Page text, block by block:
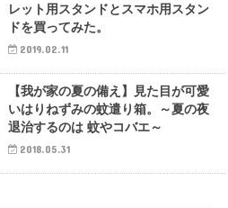
レット用スタンドとスマホ用スタン
ドを買ってみた。
2019.02.11
【我が家の夏の備え】見た目が可愛
いはりねずみの蚊遣り箱。～夏の夜
退治するのは 蚊やコバエ～
2018.05.31